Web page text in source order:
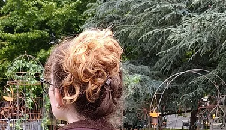
en
Mode
sec et